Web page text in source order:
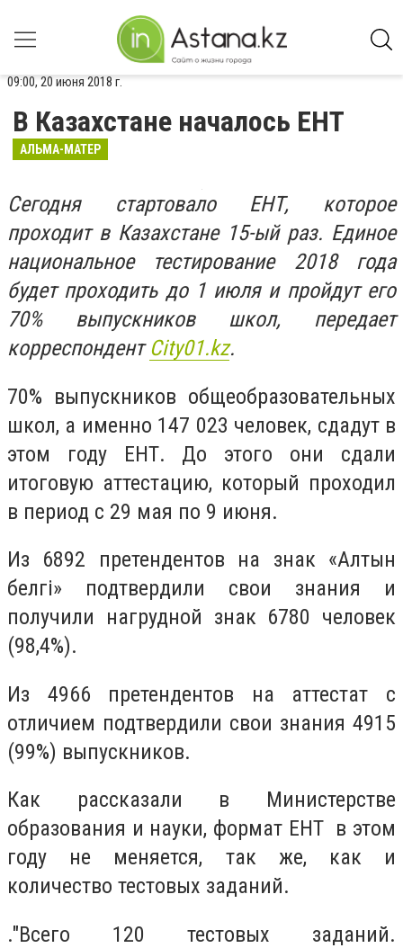
09:00, 20 июня 2018 г.
В Казахстане началось ЕНТ
АЛЬМА-МАТЕР
Сегодня стартовало ЕНТ, которое
проходит в Казахстане 15-ый раз. Единое
национальное тестирование 2018 года
будет проходить до 1 июля и пройдут его
70% выпускников школ, передает
корреспондентСity01.kz.
70% выпускников общеобразовательных
школ, а именно 147 023 человек, сдадут в
этом году ЕНТ. До этого они сдали
итоговую аттестацию, который проходил
в период с 29 мая по 9 июня.
Из 6892 претендентов на знак «Алтын
белгі» подтвердили свои знания и
получили нагрудной знак 6780 человек
(98,4%).
Из 4966 претендентов на аттестат с
отличием подтвердили свои знания 4915
(99%) выпускников.
Как рассказали в Министерстве
образования и науки, формат ЕНТ в этом
году не меняется, так же, как и
количество тестовых заданий.
."Всего 120 тестовых заданий.